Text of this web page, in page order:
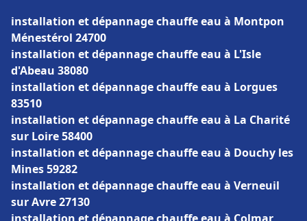
installation et dépannage chauffe eau à Montpon
Ménestérol 24700
installation et dépannage chauffe eau à L'Isle
d'Abeau 38080
installation et dépannage chauffe eau à Lorgues
83510
installation et dépannage chauffe eau à La Charité
sur Loire 58400
installation et dépannage chauffe eau à Douchy les
Mines 59282
installation et dépannage chauffe eau à Verneuil
sur Avre 27130